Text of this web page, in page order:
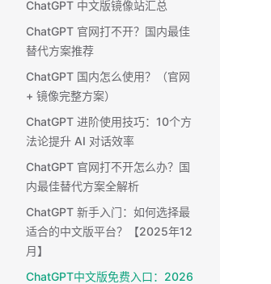
ChatGPT 中文版镜像站汇总
ChatGPT 官网打不开？国内最佳
替代方案推荐
ChatGPT 国内怎么使用？（官网
+ 镜像完整方案） ​
ChatGPT 进阶使用技巧：10个方
法论提升 AI 对话效率
ChatGPT 官网打不开怎么办？国
内最佳替代方案全解析
ChatGPT 新手入门：如何选择最
适合的中文版平台？【2025年12
月】
ChatGPT中文版免费入口：2026